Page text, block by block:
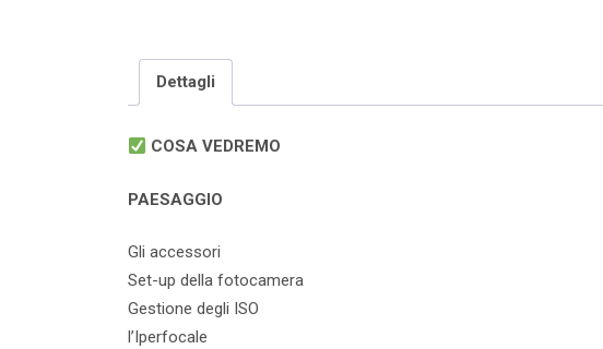
Dettagli
COSA VEDREMO
PAESAGGIO
Gli accessori
Set-up della fotocamera
Gestione degli ISO
l’Iperfocale